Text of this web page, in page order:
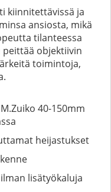
kiinnitettävissä ja
ansiosta, mikä
tilanteessa
peittää objektiivin
toimintoja,
40-150mm
heijastukset
lisätyökaluja